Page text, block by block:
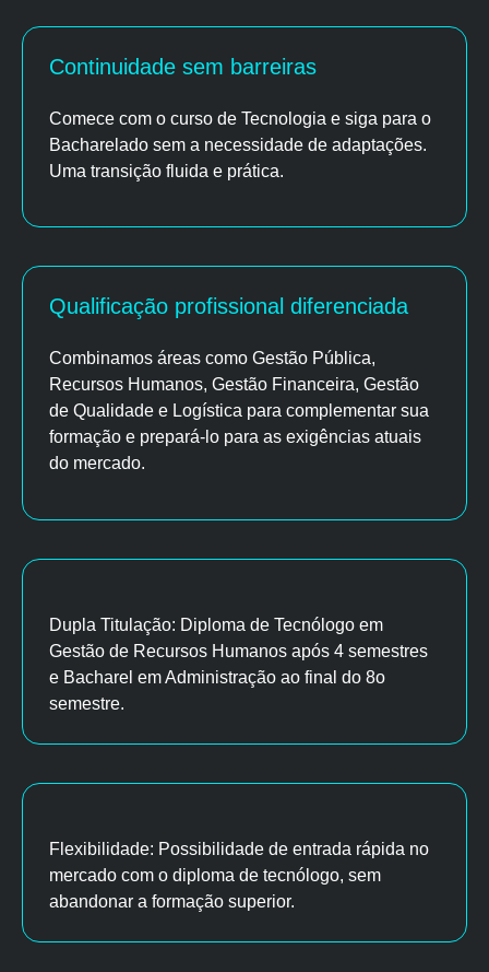
Continuidade sem barreiras
Comece com o curso de Tecnologia e siga para o
Bacharelado sem a necessidade de adaptações.
Uma transição fluida e prática.
Qualificação profissional diferenciada
Combinamos áreas como Gestão Pública,
Recursos Humanos, Gestão Financeira, Gestão
de Qualidade e Logística para complementar sua
formação e prepará-lo para as exigências atuais
do mercado.
Dupla Titulação: Diploma de Tecnólogo em
Gestão de Recursos Humanos após 4 semestres
e Bacharel em Administração ao final do 8o
semestre.
Flexibilidade: Possibilidade de entrada rápida no
mercado com o diploma de tecnólogo, sem
abandonar a formação superior.